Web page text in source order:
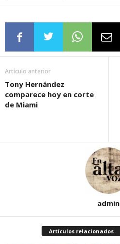
Artículo anterior
Tony Hernández
comparece hoy en corte
de Miami
admin
Artículos relacionados